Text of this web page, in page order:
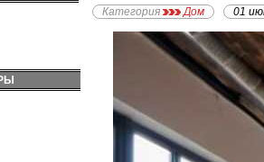
Категория Дом 01